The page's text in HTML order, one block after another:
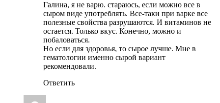
Галина, я не варю. стараюсь, если можно все в
сыром виде употреблять. Все-таки при варке все
полезные свойства разрушаются. И витаминов не
остается. Только вкус. Конечно, можно и
побаловаться.
Но если для здоровья, то сырое лучше. Мне в
гематологии именно сырой вариант
рекомендовали.
Ответить